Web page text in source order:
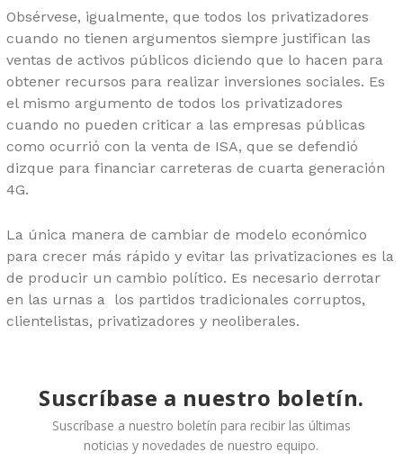
Obsérvese, igualmente, que todos los privatizadores
cuando no tienen argumentos siempre justifican las
ventas de activos públicos diciendo que lo hacen para
obtener recursos para realizar inversiones sociales. Es
el mismo argumento de todos los privatizadores
cuando no pueden criticar a las empresas públicas
como ocurrió con la venta de ISA, que se defendió
dizque para financiar carreteras de cuarta generación
4G.
La única manera de cambiar de modelo económico
para crecer más rápido y evitar las privatizaciones es la
de producir un cambio político. Es necesario derrotar
en las urnas a los partidos tradicionales corruptos,
clientelistas, privatizadores y neoliberales.
Suscríbase a nuestro boletín.
Suscríbase a nuestro boletín para recibir las últimas
noticias y novedades de nuestro equipo.